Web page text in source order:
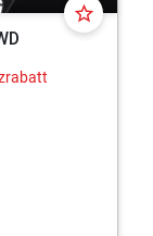
star_border